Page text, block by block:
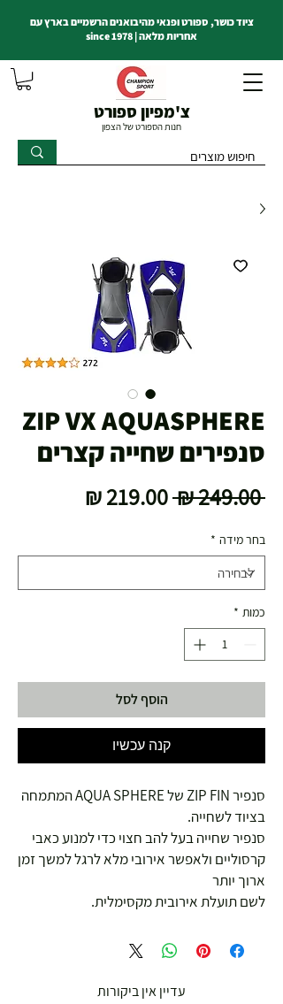
צ'מפיון ספורט
חנות הספורט של הצפון
ציוד כושר, ספורט ופנאי מהיבואנים הרשמיים בארץ עם
אחריות מלאה | since 1978
ZIP VX AQUASPHERE
סנפירים שחייה קצרים
‏249.00 ‏₪
מחיר
בחר מידה *
כמות *
הוסף לסל
קנה עכשיו
סנפיר ZIP FIN של AQUA SPHERE המתמחה
בציוד לשחייה.
סנפיר שחייה בעל להב חצוי כדי למנוע כאבי
קרסוליים ולאפשר אירובי מלא לרגל למשך זמן
ארוך יותר
לשם תועלת אירובית מקסימלית.
עדיין אין ביקורות